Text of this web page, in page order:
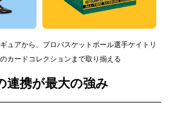
ュアから、プロバスケットボール選手ケイトリ
カードコレクションまで取り揃える
連携が最大の強み